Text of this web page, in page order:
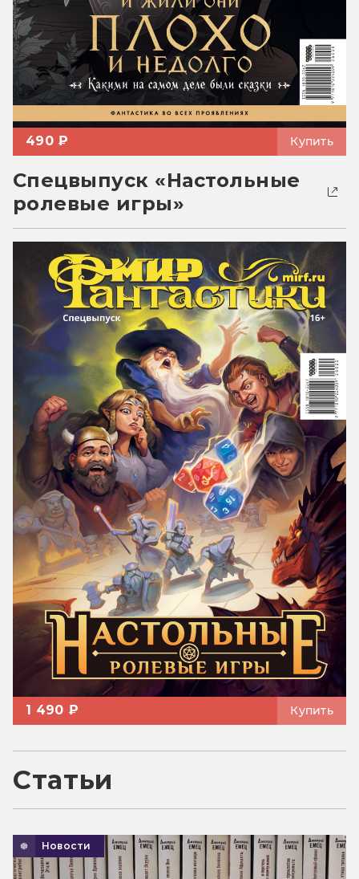
490 ₽ Купить
Спецвыпуск «Настольные
ролевые игры»
1 490 ₽ Купить
Статьи
Новости